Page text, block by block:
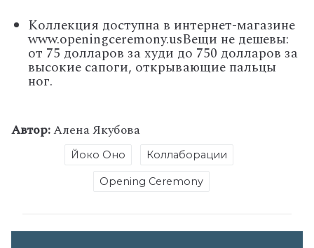
Коллекция доступна в интернет-магазине
www.openingceremony.usВещи не дешевы:
от 75 долларов за худи до 750 долларов за
высокие сапоги, открывающие пальцы
ног.
Автор:Алена Якубова
Йоко Оно Коллаборации
Opening Ceremony